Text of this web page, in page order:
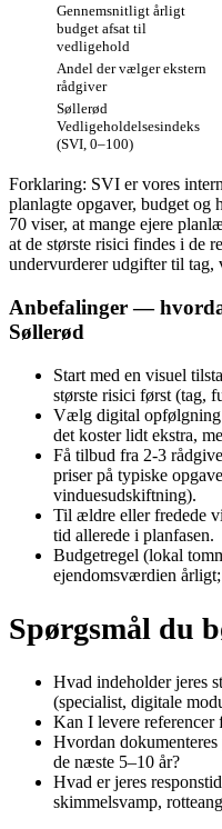
Gennemsnitligt årligt
budget afsat til
vedligehold
Andel der vælger ekstern
rådgiver
Søllerød
Vedligeholdelsesindeks
(SVI, 0–100)
Forklaring: SVI er vores
planlagte opgaver, budget
70 viser, at mange ejere
at de største risici findes i de
undervurderer udgifter til
Anbefalinger —
Søllerød
Start med en visuel
største risici først (tag,
Vælg digital
det koster lidt ekstra,
Få tilbud fra 2‑3
priser på typiske
vinduesudskiftning).
Til ældre eller fredede
tid allerede i planfasen.
Budgetregel (lokal
ejendomsværdien
Spørgsmål du
Hvad indeholder jeres
(specialist, digitale
Kan I levere referencer
Hvordan
de næste 5–10 år?
Hvad er jeres
skimmelsvamp,